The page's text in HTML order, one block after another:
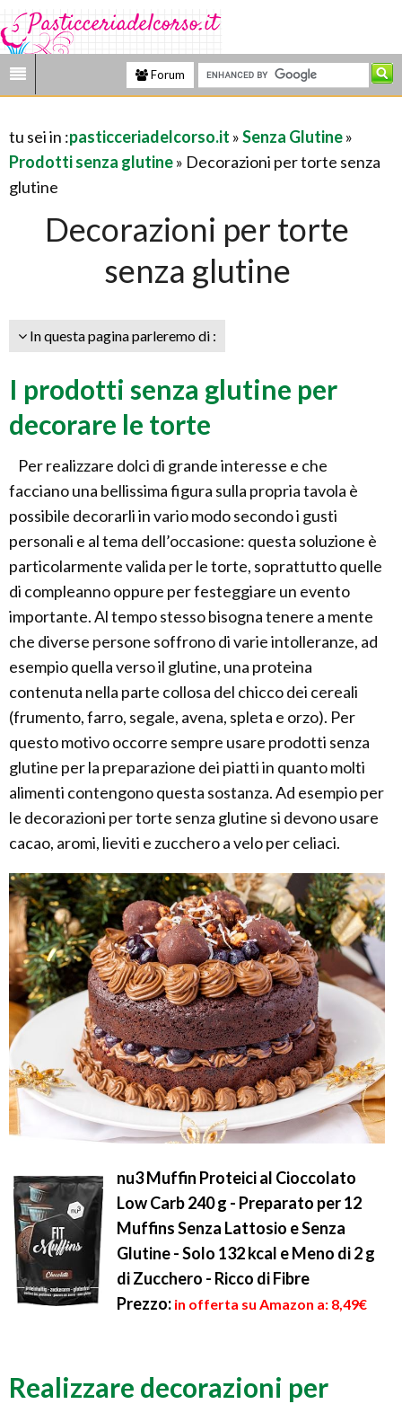
Forum
tu sei in :pasticceriadelcorso.it »Senza Glutine»
Prodotti senza glutine» Decorazioni per torte senza
glutine
Decorazioni per torte
senza glutine
In questa pagina parleremo di :
I prodotti senza glutine per
decorare le torte
Per realizzare dolci di grande interesse e che
facciano una bellissima figura sulla propria tavola è
possibile decorarli in vario modo secondo i gusti
personali e al tema dell’occasione: questa soluzione è
particolarmente valida per le torte, soprattutto quelle
di compleanno oppure per festeggiare un evento
importante. Al tempo stesso bisogna tenere a mente
che diverse persone soffrono di varie intolleranze, ad
esempio quella verso il glutine, una proteina
contenuta nella parte collosa del chicco dei cereali
(frumento, farro, segale, avena, spleta e orzo). Per
questo motivo occorre sempre usare prodotti senza
glutine per la preparazione dei piatti in quanto molti
alimenti contengono questa sostanza. Ad esempio per
le decorazioni per torte senza glutine si devono usare
cacao, aromi, lieviti e zucchero a velo per celiaci.
nu3 Muffin Proteici al Cioccolato
Low Carb 240 g - Preparato per 12
Muffins Senza Lattosio e Senza
Glutine - Solo 132 kcal e Meno di 2 g
di Zucchero - Ricco di Fibre
Prezzo: in offerta su Amazon a: 8,49€
Realizzare decorazioni per